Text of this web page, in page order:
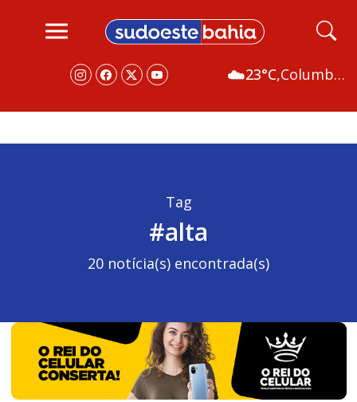
☁️23°C, Columbus
Tag
#alta
20 notícia(s) encontrada(s)